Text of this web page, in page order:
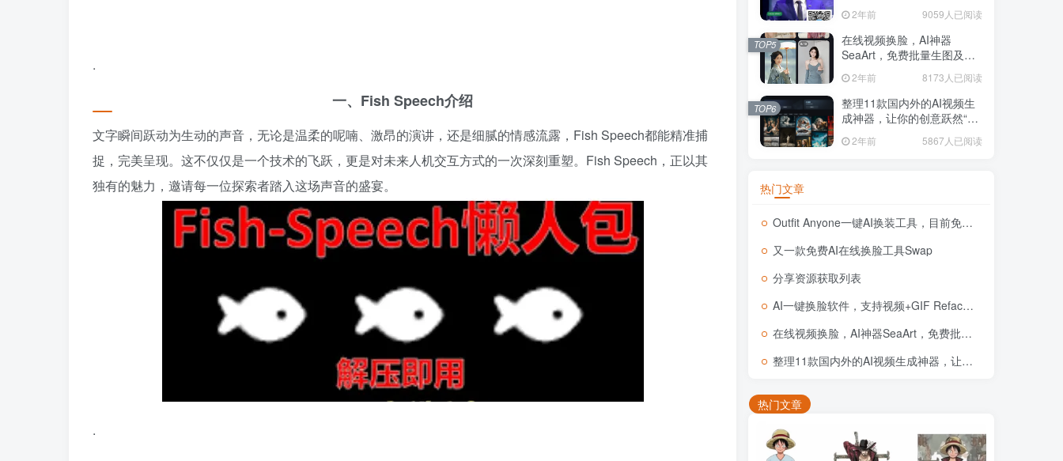
.
一、Fish Speech介绍
文字瞬间跃动为生动的声音，无论是温柔的呢喃、激昂的演讲，还是细腻的情感流露，Fish Speech都能精准捕
捉，完美呈现。这不仅仅是一个技术的飞跃，更是对未来人机交互方式的一次深刻重塑。Fish Speech，正以其
独有的魅力，邀请每一位探索者踏入这场声音的盛宴。
.
2年前 9059人已阅读
在线视频换脸，AI神器
SeaArt，免费批量生图及图
2年前 8173人已阅读
TOP5
整理11款国内外的AI视频生
成神器，让你的创意跃然“屏”
上 2年前 5867人已阅读
TOP6
热门文章
Outfit Anyone一键AI换装工具，目前免费体验
又一款免费AI在线换脸工具Swap
分享资源获取列表
AI一键换脸软件，支持视频+GIF RefacePro v4.15.1 安卓 激活VIP版本
在线视频换脸，AI神器SeaArt，免费批量生图及图片和视频换脸
整理11款国内外的AI视频生成神器，让你的创意跃然“屏”上
热门文章